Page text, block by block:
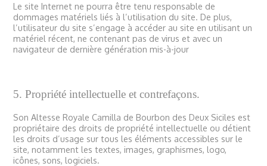
Le site Internet ne pourra être tenu responsable de
dommages matériels liés à l’utilisation du site. De plus,
l’utilisateur du site s’engage à accéder au site en utilisant un
matériel récent, ne contenant pas de virus et avec un
navigateur de dernière génération mis-à-jour
5. Propriété intellectuelle et contrefaçons.
Son Altesse Royale Camilla de Bourbon des Deux Siciles est
propriétaire des droits de propriété intellectuelle ou détient
les droits d’usage sur tous les éléments accessibles sur le
site, notamment les textes, images, graphismes, logo,
icônes, sons, logiciels.